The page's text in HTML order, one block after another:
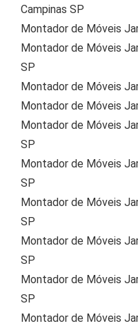
Campinas SP
Montador de Móveis
Montador de Móveis
SP
Montador de Móveis
Montador de Móveis
Montador de Móveis
SP
Montador de Móveis
SP
Montador de Móveis
SP
Montador de Móveis
SP
Montador de Móveis
SP
Montador de Móveis